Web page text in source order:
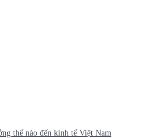
thế nào đến kinh tế Việt Nam